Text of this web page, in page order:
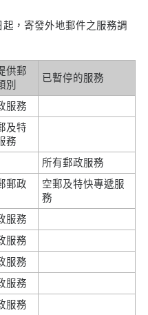
，寄發外地郵件之服務調
供郵
別
已暫停的服務
服務
及特
務
所有郵政服務
郵政
空郵及特快專遞服
務
服務
服務
服務
服務
服務